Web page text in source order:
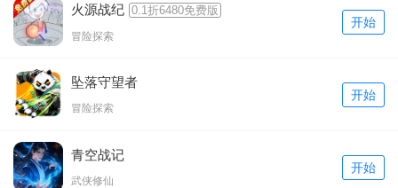
火源战纪 0.1折6480免费版
冒险探索
开始
坠落守望者
冒险探索
开始
青空战记
武侠修仙
开始